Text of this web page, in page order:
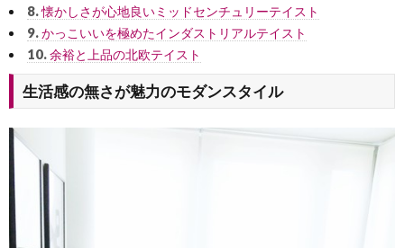
8.懐かしさが心地良いミッドセンチュリーテイスト
9.かっこいいを極めたインダストリアルテイスト
10.余裕と上品の北欧テイスト
生活感の無さが魅力のモダンスタイル